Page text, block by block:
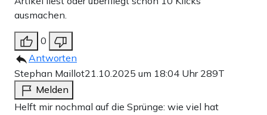
ausmachen.
0
Antworten
Stephan Maillot21.10.2025 um 18:04 Uhr 289T
Melden
Helft mir nochmal auf die Sprünge: wie viel hat